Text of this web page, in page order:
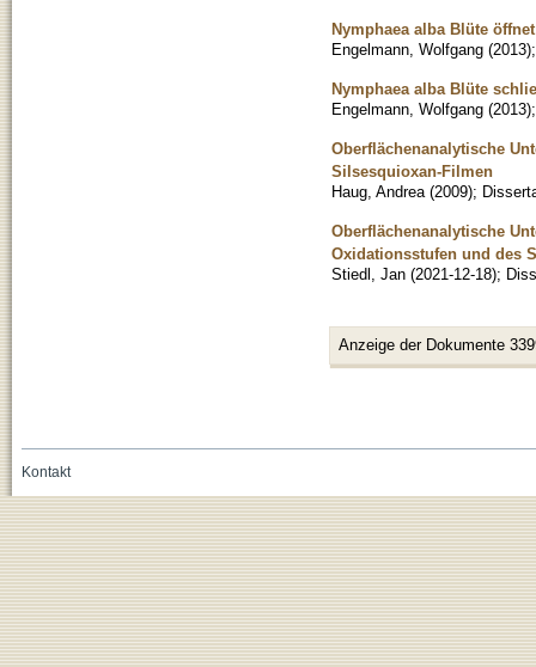
Nymphaea alba Blüte
Engelmann, Wolfgang (2013)
Nymphaea alba Blüte
Engelmann, Wolfgang (2013)
Oberflächenanalytische
Silsesquioxan-Filmen
Haug, Andrea (2009);
Oberflächenanalytische
Oxidationsstufen und des
Stiedl, Jan (2021-12-18);
Anzeige der Dokumente
Kontakt